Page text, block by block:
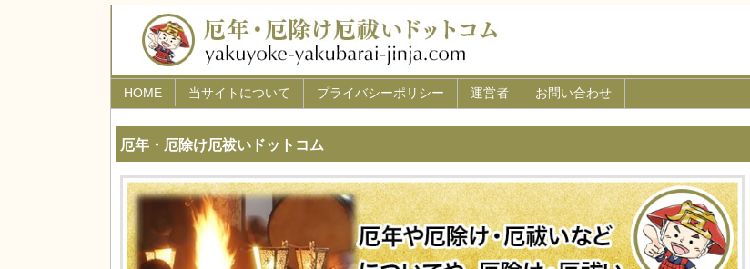
厄年・厄除け厄祓いドットコム
HOME 当サイトについて プライバシーポリシー 運営者 お問い合わせ